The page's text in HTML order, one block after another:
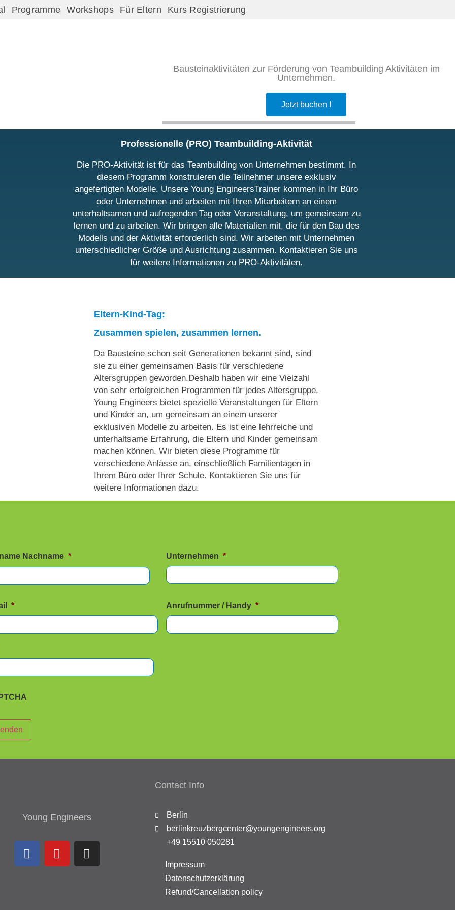
Programme Workshops Für Eltern Kurs Registrierung
Bausteinaktivitäten zur Förderung von Teambuilding Aktivitäten im
Unternehmen.
Jetzt buchen !
Professionelle (PRO) Teambuilding-Aktivität
Die PRO-Aktivität ist für das Teambuilding von Unternehmen bestimmt. In
diesem Programm konstruieren die Teilnehmer unsere exklusiv
angefertigten Modelle. Unsere Young EngineersTrainer kommen in Ihr Büro
oder Unternehmen und arbeiten mit Ihren Mitarbeitern an einem
unterhaltsamen und aufregenden Tag oder Veranstaltung, um gemeinsam zu
lernen und zu arbeiten. Wir bringen alle Materialien mit, die für den Bau des
Modells und der Aktivität erforderlich sind. Wir arbeiten mit Unternehmen
unterschiedlicher Größe und Ausrichtung zusammen. Kontaktieren Sie uns
für weitere Informationen zu PRO-Aktivitäten.
Eltern-Kind-Tag:
Zusammen spielen, zusammen lernen.
Da Bausteine schon seit Generationen bekannt sind, sind
sie zu einer gemeinsamen Basis für verschiedene
Altersgruppen geworden.Deshalb haben wir eine Vielzahl
von sehr erfolgreichen Programmen für jedes Altersgruppe.
Young Engineers bietet spezielle Veranstaltungen für Eltern
und Kinder an, um gemeinsam an einem unserer
exklusiven Modelle zu arbeiten. Es ist eine lehrreiche und
unterhaltsame Erfahrung, die Eltern und Kinder gemeinsam
machen können. Wir bieten diese Programme für
verschiedene Anlässe an, einschließlich Familientagen in
Ihrem Büro oder Ihrer Schule. Kontaktieren Sie uns für
weitere Informationen dazu.
Nachname * Unternehmen *
* Anrufnummer / Handy *
Young Engineers
Contact Info
Berlin
berlinkreuzbergcenter@youngengineers.org
+49 15510 050281
Impressum
Datenschutzerklärung
Refund/Cancellation policy